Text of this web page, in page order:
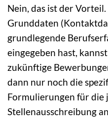
Nein, das ist der
Grunddaten
grundlegende
eingegeben hast,
zukünftige
dann nur noch die
Formulierungen für die
Stellenausschreibung